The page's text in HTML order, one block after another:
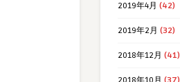
2019年4月 (42)
2019年2月 (32)
2018年12月 (41)